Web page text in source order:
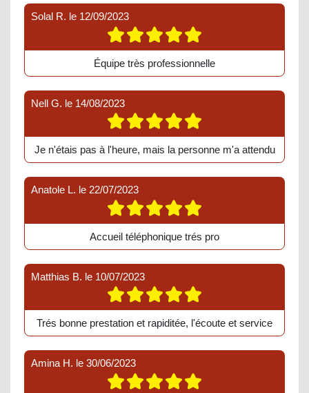
Solal R. le 12/09/2023
Équipe très professionnelle
Nell G. le 14/08/2023
Je n'étais pas à l'heure, mais la personne m'a attendu
Anatole L. le 22/07/2023
Accueil téléphonique trés pro
Matthias B. le 10/07/2023
Trés bonne prestation et rapiditée, l'écoute et service
Amina H. le 30/06/2023